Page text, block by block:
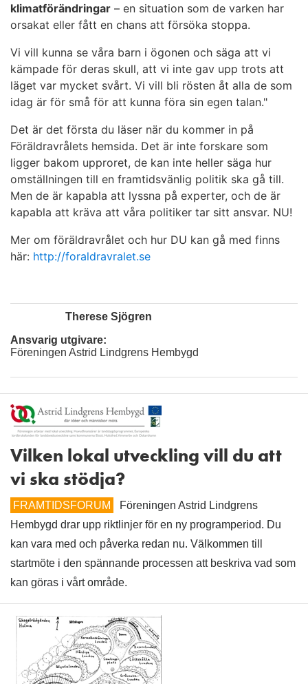
klimatförändringar – en situation som de varken har
orsakat eller fått en chans att försöka stoppa.
Vi vill kunna se våra barn i ögonen och säga att vi
kämpade för deras skull, att vi inte gav upp trots att
läget var mycket svårt. Vi vill bli rösten åt alla de som
idag är för små för att kunna föra sin egen talan."
Det är det första du läser när du kommer in på
Föräldravrålets hemsida. Det är inte forskare som
ligger bakom upproret, de kan inte heller säga hur
omställningen till en framtidsvänlig politik ska gå till.
Men de är kapabla att lyssna på experter, och de är
kapabla att kräva att våra politiker tar sitt ansvar. NU!
Mer om föräldravrålet och hur DU kan gå med finns
här: http://foraldravralet.se
Therese Sjögren
Ansvarig utgivare:
Föreningen Astrid Lindgrens Hembygd
Vilken lokal utveckling vill du att
vi ska stödja?
FRAMTIDSFORUM
Föreningen Astrid Lindgrens
Hembygd drar upp riktlinjer för en ny programperiod. Du
kan vara med och påverka redan nu. Välkommen till
startmöte i den spännande processen att beskriva vad som
kan göras i vårt område.